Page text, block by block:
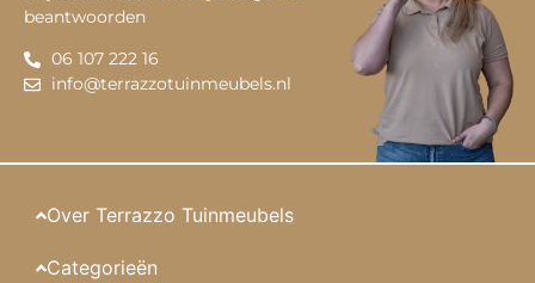
beantwoorden
06 107 222 16
info@terrazzotuinmeubels.nl
Over Terrazzo Tuinmeubels
Categorieën